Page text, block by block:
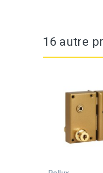
16 autre